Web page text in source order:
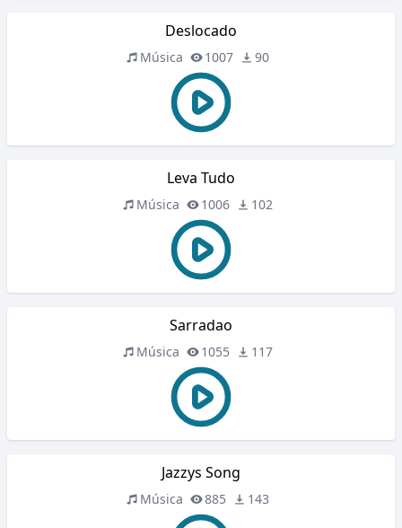
Deslocado
Música 1007 90
Leva Tudo
Música 1006 102
Sarradao
Música 1055 117
Jazzys Song
Música 885 143